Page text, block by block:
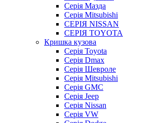
Серія Мазда
Серія Mitsubishi
СЕРІЯ NISSAN
СЕРІЯ TOYOTA
Кришка кузова
Серія Toyota
Серія Dmax
Серія Шевроле
Серія Mitsubishi
Серія GMC
Серія Jeep
Серія Nissan
Серія VW